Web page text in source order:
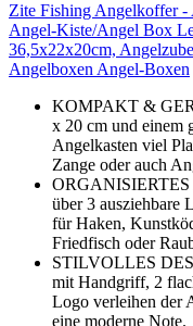
Zite Fishing Angelkoffer -
Angel-Kiste/Angel Box
36,5x22x20cm,
Angelboxen Angel-Boxen
KOMPAKT &
x 20 cm und einem
Angelkasten viel
Zange oder auch
ORGANISIERTES
über 3 ausziehbare
für Haken,
Friedfisch oder
STILVOLLES
mit Handgriff, 2
Logo verleihen der
eine moderne Note.